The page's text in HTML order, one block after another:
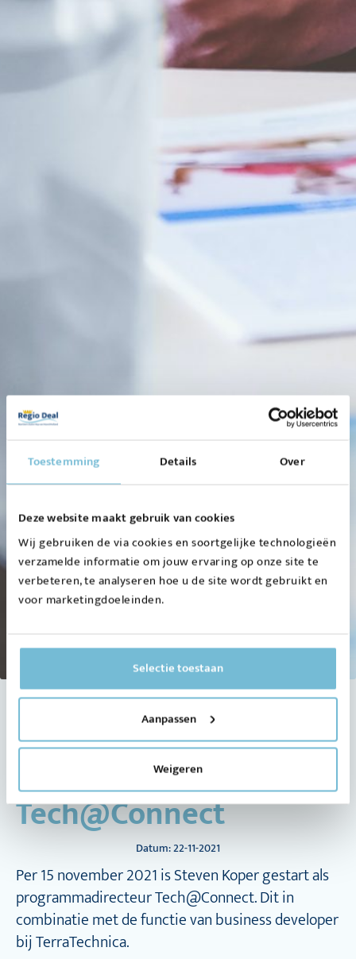
Toestemming Details Over
Deze website maakt gebruik van cookies
Wij gebruiken de via cookies en soortgelijke technologieën
verzamelde informatie om jouw ervaring op onze site te
verbeteren, te analyseren hoe u de site wordt gebruikt en
voor marketingdoeleinden.
Selectie toestaan
Aanpassen
Weigeren
Steven Koper aan de
slag als
programmadirecteur
Tech@Connect
Datum: 22-11-2021
Per 15 november 2021 is Steven Koper gestart als
programmadirecteur Tech@Connect. Dit in
combinatie met de functie van business developer
bij TerraTechnica.